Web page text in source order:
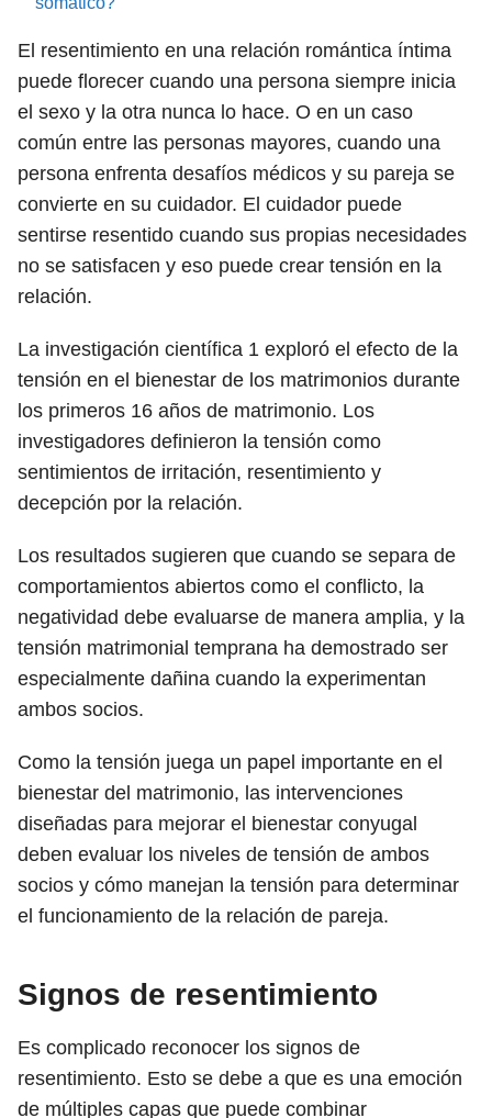
El resentimiento en una relación romántica íntima
puede florecer cuando una persona siempre inicia
el sexo y la otra nunca lo hace. O en un caso
común entre las personas mayores, cuando una
persona enfrenta desafíos médicos y su pareja se
convierte en su cuidador. El cuidador puede
sentirse resentido cuando sus propias necesidades
no se satisfacen y eso puede crear tensión en la
relación.
La investigación científica 1 exploró el efecto de la
tensión en el bienestar de los matrimonios durante
los primeros 16 años de matrimonio. Los
investigadores definieron la tensión como
sentimientos de irritación, resentimiento y
decepción por la relación.
Los resultados sugieren que cuando se separa de
comportamientos abiertos como el conflicto, la
negatividad debe evaluarse de manera amplia, y la
tensión matrimonial temprana ha demostrado ser
especialmente dañina cuando la experimentan
ambos socios.
Como la tensión juega un papel importante en el
bienestar del matrimonio, las intervenciones
diseñadas para mejorar el bienestar conyugal
deben evaluar los niveles de tensión de ambos
socios y cómo manejan la tensión para determinar
el funcionamiento de la relación de pareja.
Signos de resentimiento
Es complicado reconocer los signos de
resentimiento. Esto se debe a que es una emoción
de múltiples capas que puede combinar